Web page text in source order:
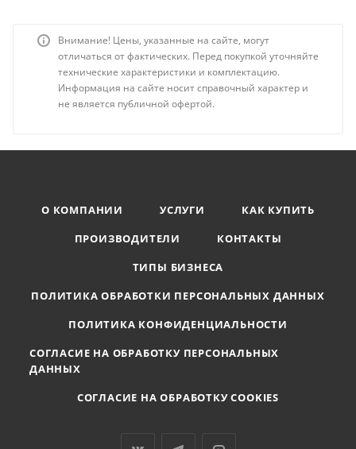
Внимание! Цены, указанные на сайте, могут
отличаться от фактических. Перед покупкой уточняйте
технические характеристики и комплектацию.
Информация на сайте носит справочный характер и
не является публичной офертой.
О КОМПАНИИ УСЛУГИ
КАК КУПИТЬ
ПРОИЗВОДИТЕЛИ
КОНТАКТЫ
ТИПЫ БИЗНЕСА
ПОЛИТИКА ОБРАБОТКИ ПЕРСОНАЛЬНЫХ ДАННЫХ
ПОЛИТИКА КОНФИДЕНЦИАЛЬНОСТИ
СОГЛАСИЕ НА ОБРАБОТКУ ПЕРСОНАЛЬНЫХ
ДАННЫХ
СОГЛАСИЕ НА ОБРАБОТКУ COOKIES